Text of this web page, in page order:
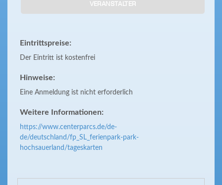
VERANSTALTER
Eintrittspreise:
Der Eintritt ist kostenfrei
Hinweise:
Eine Anmeldung ist nicht erforderlich
Weitere Informationen:
https://www.centerparcs.de/de-
de/deutschland/fp_SL_ferienpark-park-
hochsauerland/tageskarten